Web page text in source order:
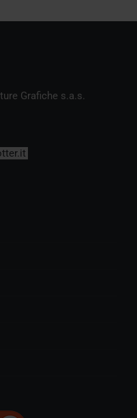
Grafiche s.a.s.